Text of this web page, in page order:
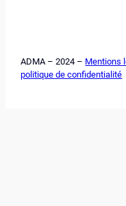
ADMA – 2024 – Mentions
politique de confidentialité